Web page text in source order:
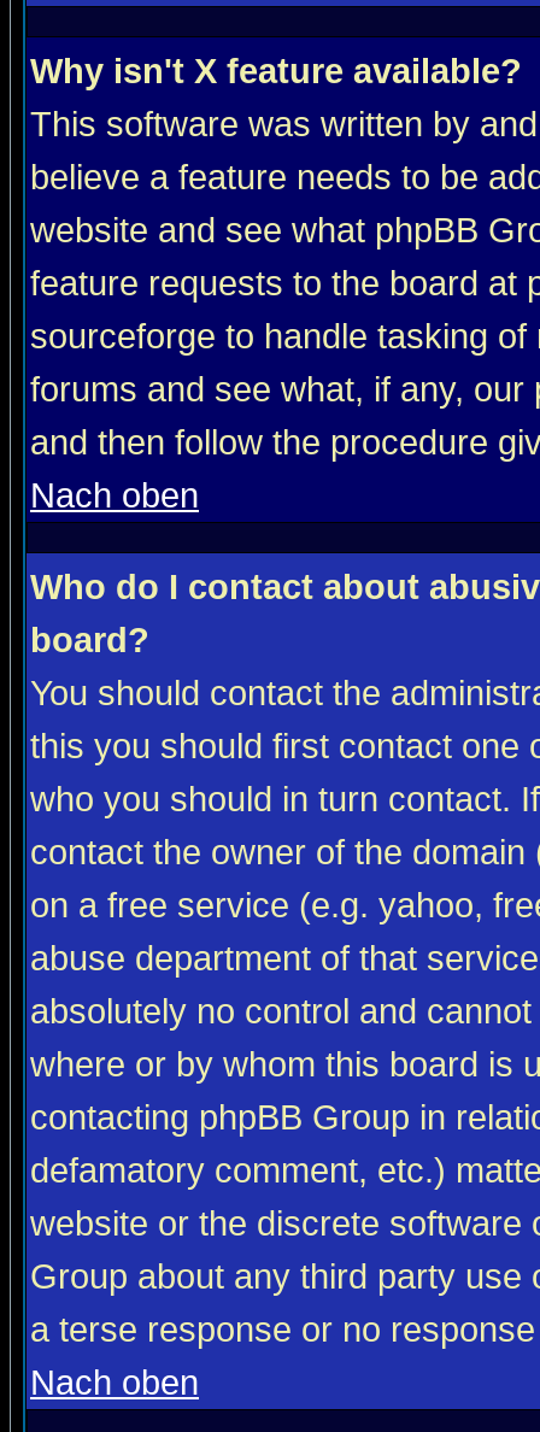
Why isn't X feature available?
This software was written by
believe a feature needs to be
website and see what phpBB
feature requests to the board at
sourceforge to handle tasking
forums and see what, if any,
and then follow the procedure
Nach oben
Who do I contact about
board?
You should contact the
this you should first contact one
who you should in turn contact.
contact the owner of the
on a free service (e.g. yahoo,
abuse department of that
absolutely no control and
where or by whom this board is
contacting phpBB Group in
defamatory comment, etc.)
website or the discrete software
Group about any third party
a terse response or no
Nach oben